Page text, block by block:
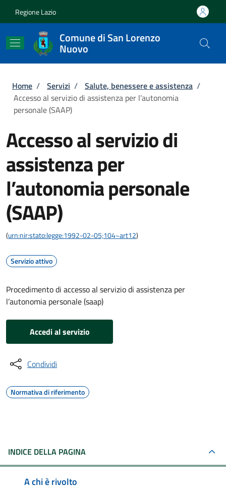
Regione Lazio
Comune di San Lorenzo
Nuovo
Briciole di pane
Home / Servizi / Salute, benessere e assistenza /
Accesso al servizio di assistenza per l’autonomia
personale (SAAP)
Accesso al servizio di
assistenza per
l’autonomia personale
(SAAP)
(urn:nir:stato:legge:1992-02-05;104~art12)
Servizio attivo
Procedimento di accesso al servizio di assistenza per
l’autonomia personale (saap)
Accedi al servizio
Condividi
Normativa di riferimento
INDICE DELLA PAGINA
A chi è rivolto